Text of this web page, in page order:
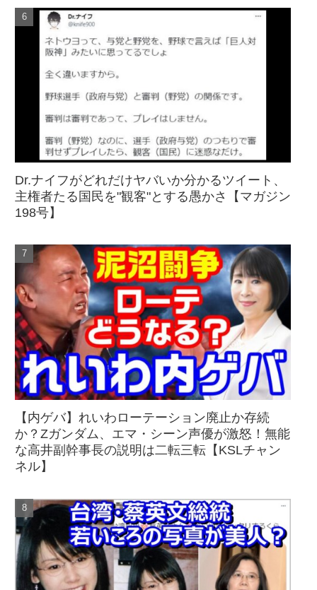
Dr.ナイフがどれだけヤバいか分かるツイート、
主権者たる国民を"観客"とする愚かさ【マガジン
198号】
【内ゲバ】れいわローテーション廃止か存続
か？Zガンダム、エマ・シーン声優が激怒！無能
な高井副幹事長の説明は二転三転【KSLチャン
ネル】